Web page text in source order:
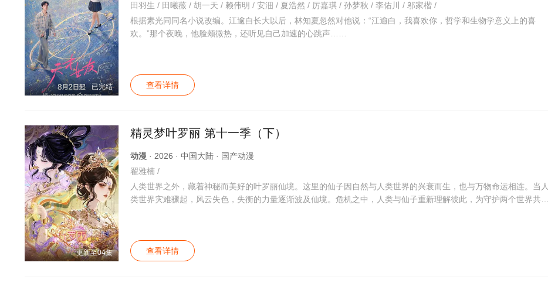
已完结
田羽生 / 田曦薇 / 胡一天 / 赖伟明 / 安沺 / 夏浩然 / 厉嘉琪 / 孙梦秋 / 李佑川 / 邬家楷 /
根据素光同同名小说改编。江逾白长大以后，林知夏忽然对他说：“江逾白，我喜欢你，哲学和生物学意义上的喜
欢。”那个夜晚，他脸颊微热，还听见自己加速的心跳声……
查看详情
更新至04集
精灵梦叶罗丽 第十一季（下）
动漫 · 2026 · 中国大陆 · 国产动漫
翟雅楠 /
人类世界之外，藏着神秘而美好的叶罗丽仙境。这里的仙子因自然与人类世界的兴衰而生，也与万物命运相连。当人
类世界灾难骤起，风云失色，失衡的力量逐渐波及仙境。危机之中，人类与仙子重新理解彼此，为守护两个世界共同
查看详情